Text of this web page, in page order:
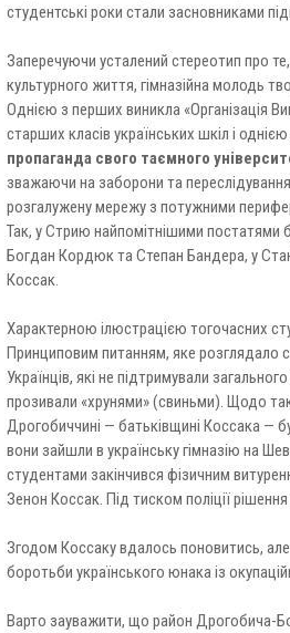
студентськi роки стали засновниками
Заперечуючи усталений стереотип про
культурного життя, гімназійна молодь
Однією з перших виникла «Організація
старших класів українських шкіл і однією
пропаганда свого таємного
зважаючи на заборони та
розгалужену мережу з потужними
Так, у Стрию найпомітнішими постатями
Богдан Кордюк та Степан Бандера, у
Коссак.
Характерною ілюстрацією тогочасних
Принциповим питанням, яке розглядало
Українців, які не підтримували
прозивали «хрунями» (свиньми). Щодо
Дрогобиччині — батьківщині Коссака —
вони зайшли в українську гімназію на
студентами закінчився фізичним
Зенон Коссак. Під тиском поліції
Згодом Коссаку вдалось поновитись,
боротьби українського юнака із
Варто зауважити, що район Дрогобича-